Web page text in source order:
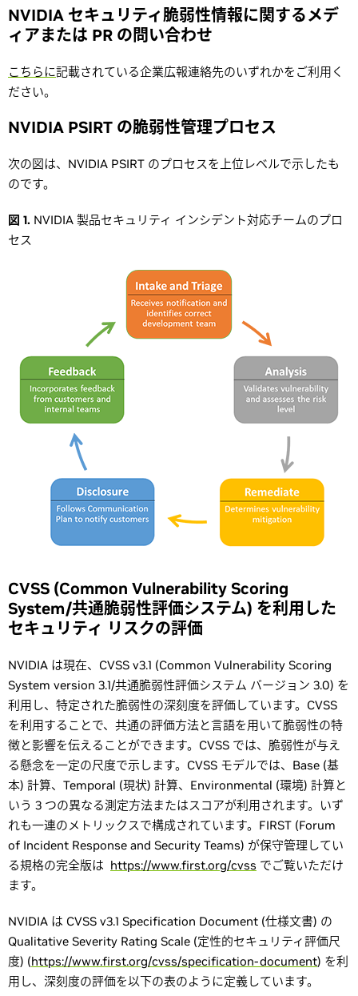
NVIDIA セキュリティ脆弱性情報に関するメデ
ィアまたは PR の問い合わせ
こちらに記載されている企業広報連絡先のいずれかをご利用く
ださい。
NVIDIA PSIRT の脆弱性管理プロセス
次の図は、NVIDIA PSIRT のプロセスを上位レベルで示したも
のです。
図 1. NVIDIA 製品セキュリティ インシデント対応チームのプロ
セス
CVSS (Common Vulnerability Scoring
System/共通脆弱性評価システム) を利用した
セキュリティ リスクの評価
NVIDIA は現在、CVSS v3.1 (Common Vulnerability Scoring
System version 3.1/共通脆弱性評価システム バージョン 3.0) を
利用し、特定された脆弱性の深刻度を評価しています。CVSS
を利用することで、共通の評価方法と言語を用いて脆弱性の特
徴と影響を伝えることができます。CVSS では、脆弱性が与え
る懸念を一定の尺度で示します。CVSS モデルでは、Base (基
本) 計算、Temporal (現状) 計算、Environmental (環境) 計算と
いう 3 つの異なる測定方法またはスコアが利用されます。いず
れも一連のメトリックスで構成されています。FIRST (Forum
of Incident Response and Security Teams) が保守管理してい
る規格の完全版は https://www.first.org/cvss でご覧いただけ
ます。
NVIDIA は CVSS v3.1 Specification Document (仕様文書) の
Qualitative Severity Rating Scale (定性的セキュリティ評価尺
度) (https://www.first.org/cvss/specification-document) を利
用し、深刻度の評価を以下の表のように定義しています。